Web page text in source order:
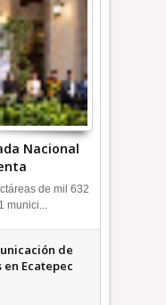
Nacional
de mil 632
munici...
de
Ecatepec
en redes